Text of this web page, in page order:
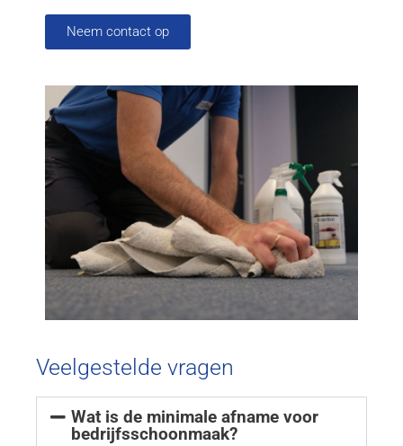
Neem contact op
Veelgestelde vragen
Wat is de minimale afname voor
bedrijfsschoonmaak?